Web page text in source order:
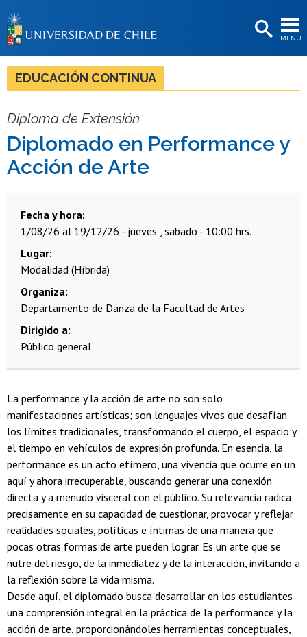
MENÚ
BIBLIOTECAS
LA UNIVERSIDAD
Estudiantes
Académicas/os
EDUCACIÓN CONTINUA
Diploma de Extensión
Diplomado en Performance y
Acción de Arte
Fecha y hora
1/08/26 al 19/12/26 - jueves , sabado - 10:00 hrs.
Lugar
Modalidad (Híbrida)
Organiza
Departamento de Danza de la Facultad de Artes
Dirigido a
Público general
La performance y la acción de arte no son solo
manifestaciones artísticas; son lenguajes vivos que desafían
los límites tradicionales, transformando el cuerpo, el espacio y
el tiempo en vehículos de expresión profunda. En esencia, la
performance es un acto efímero, una vivencia que ocurre en un
aquí y ahora irrecuperable, buscando generar una conexión
directa y a menudo visceral con el público. Su relevancia radica
precisamente en su capacidad de cuestionar, provocar y reflejar
realidades sociales, políticas e íntimas de una manera que
pocas otras formas de arte pueden lograr. Es un arte que se
nutre del riesgo, de la inmediatez y de la interacción, invitando a
la reflexión sobre la vida misma.
Desde aquí, el diplomado busca desarrollar en los estudiantes
una comprensión integral en la práctica de la performance y la
acción de arte, proporcionándoles herramientas conceptuales,